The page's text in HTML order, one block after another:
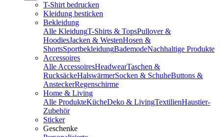
T-Shirt bedrucken
Kleidung besticken
Bekleidung
Alle KleidungT-Shirts & TopsPullover &
HoodiesJacken & WestenHosen &
ShortsSportbekleidungBademodeNachhaltige Produkte
Accessoires
Alle AccessoiresHeadwearTaschen &
RucksäckeHalswärmerSocken & SchuheButtons &
AnsteckerRegenschirme
Home & Living
Alle ProdukteKücheDeko & LivingTextilienHaustier-
Zubehör
Sticker
Geschenke